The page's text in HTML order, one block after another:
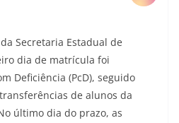
Secretaria Estadual de
dia de matrícula foi
Deficiência (PcD), seguido
de alunos da
último dia do prazo, as